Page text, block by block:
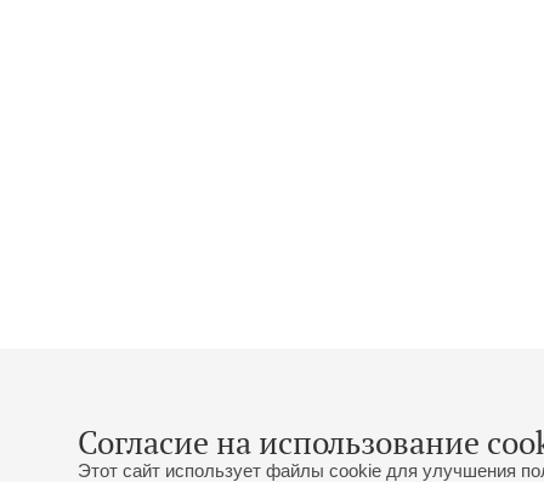
Согласие на использование
Этот сайт использует файлы cookie для улучшения